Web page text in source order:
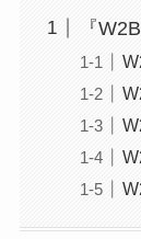
『